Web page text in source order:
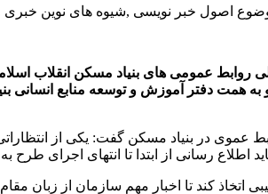
اصول خبر نویسی ,شیوه های نوین خبری و
عمومی های بنیاد مسکن انقلاب
همت دفتر آموزش و توسعه منابع انسانی
عموی در بنیاد مسکن گفت: یکی از
اطلاع رسانی از ابتدا تا انتهای اجرای
اتخاذ کند تا اخبار مهم سازمان از زبان